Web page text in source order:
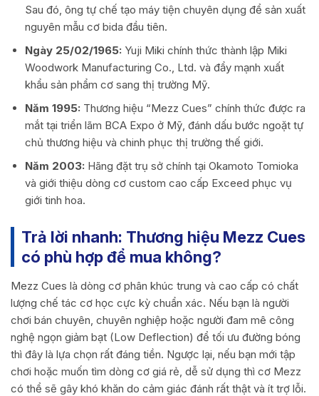
Sau đó, ông tự chế tạo máy tiện chuyên dụng để sản xuất
nguyên mẫu cơ bida đầu tiên.
Ngày 25/02/1965: Yuji Miki chính thức thành lập Miki
Woodwork Manufacturing Co., Ltd. và đẩy mạnh xuất
khẩu sản phẩm cơ sang thị trường Mỹ.
Năm 1995: Thương hiệu “Mezz Cues” chính thức được ra
mắt tại triển lãm BCA Expo ở Mỹ, đánh dấu bước ngoặt tự
chủ thương hiệu và chinh phục thị trường thế giới.
Năm 2003: Hãng đặt trụ sở chính tại Okamoto Tomioka
và giới thiệu dòng cơ custom cao cấp Exceed phục vụ
giới tinh hoa.
Trả lời nhanh: Thương hiệu Mezz Cues
có phù hợp để mua không?
Mezz Cues là dòng cơ phân khúc trung và cao cấp có chất
lượng chế tác cơ học cực kỳ chuẩn xác. Nếu bạn là người
chơi bán chuyên, chuyên nghiệp hoặc người đam mê công
nghệ ngọn giảm bạt (Low Deflection) để tối ưu đường bóng
thì đây là lựa chọn rất đáng tiền. Ngược lại, nếu bạn mới tập
chơi hoặc muốn tìm dòng cơ giá rẻ, dễ sử dụng thì cơ Mezz
có thể sẽ gây khó khăn do cảm giác đánh rất thật và ít trợ lỗi.